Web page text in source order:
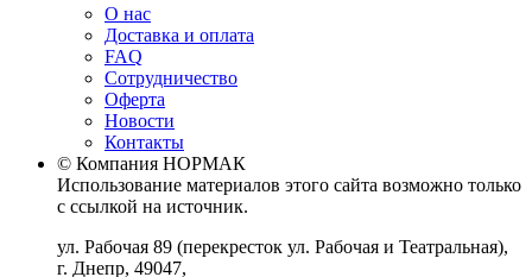
О нас
Доставка и оплата
FAQ
Сотрудничество
Оферта
Новости
Контакты
© Компания НОРМАК
Использование материалов этого сайта возможно только
с ссылкой на источник.
ул. Рабочая 89 (перекресток ул. Рабочая и Театральная),
г. Днепр, 49047,